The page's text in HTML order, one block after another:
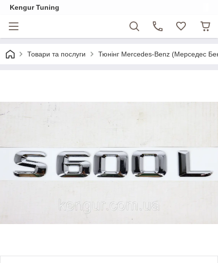
Kengur Tuning
Товари та послуги Тюнінг Mercedes-Benz (Мерседес